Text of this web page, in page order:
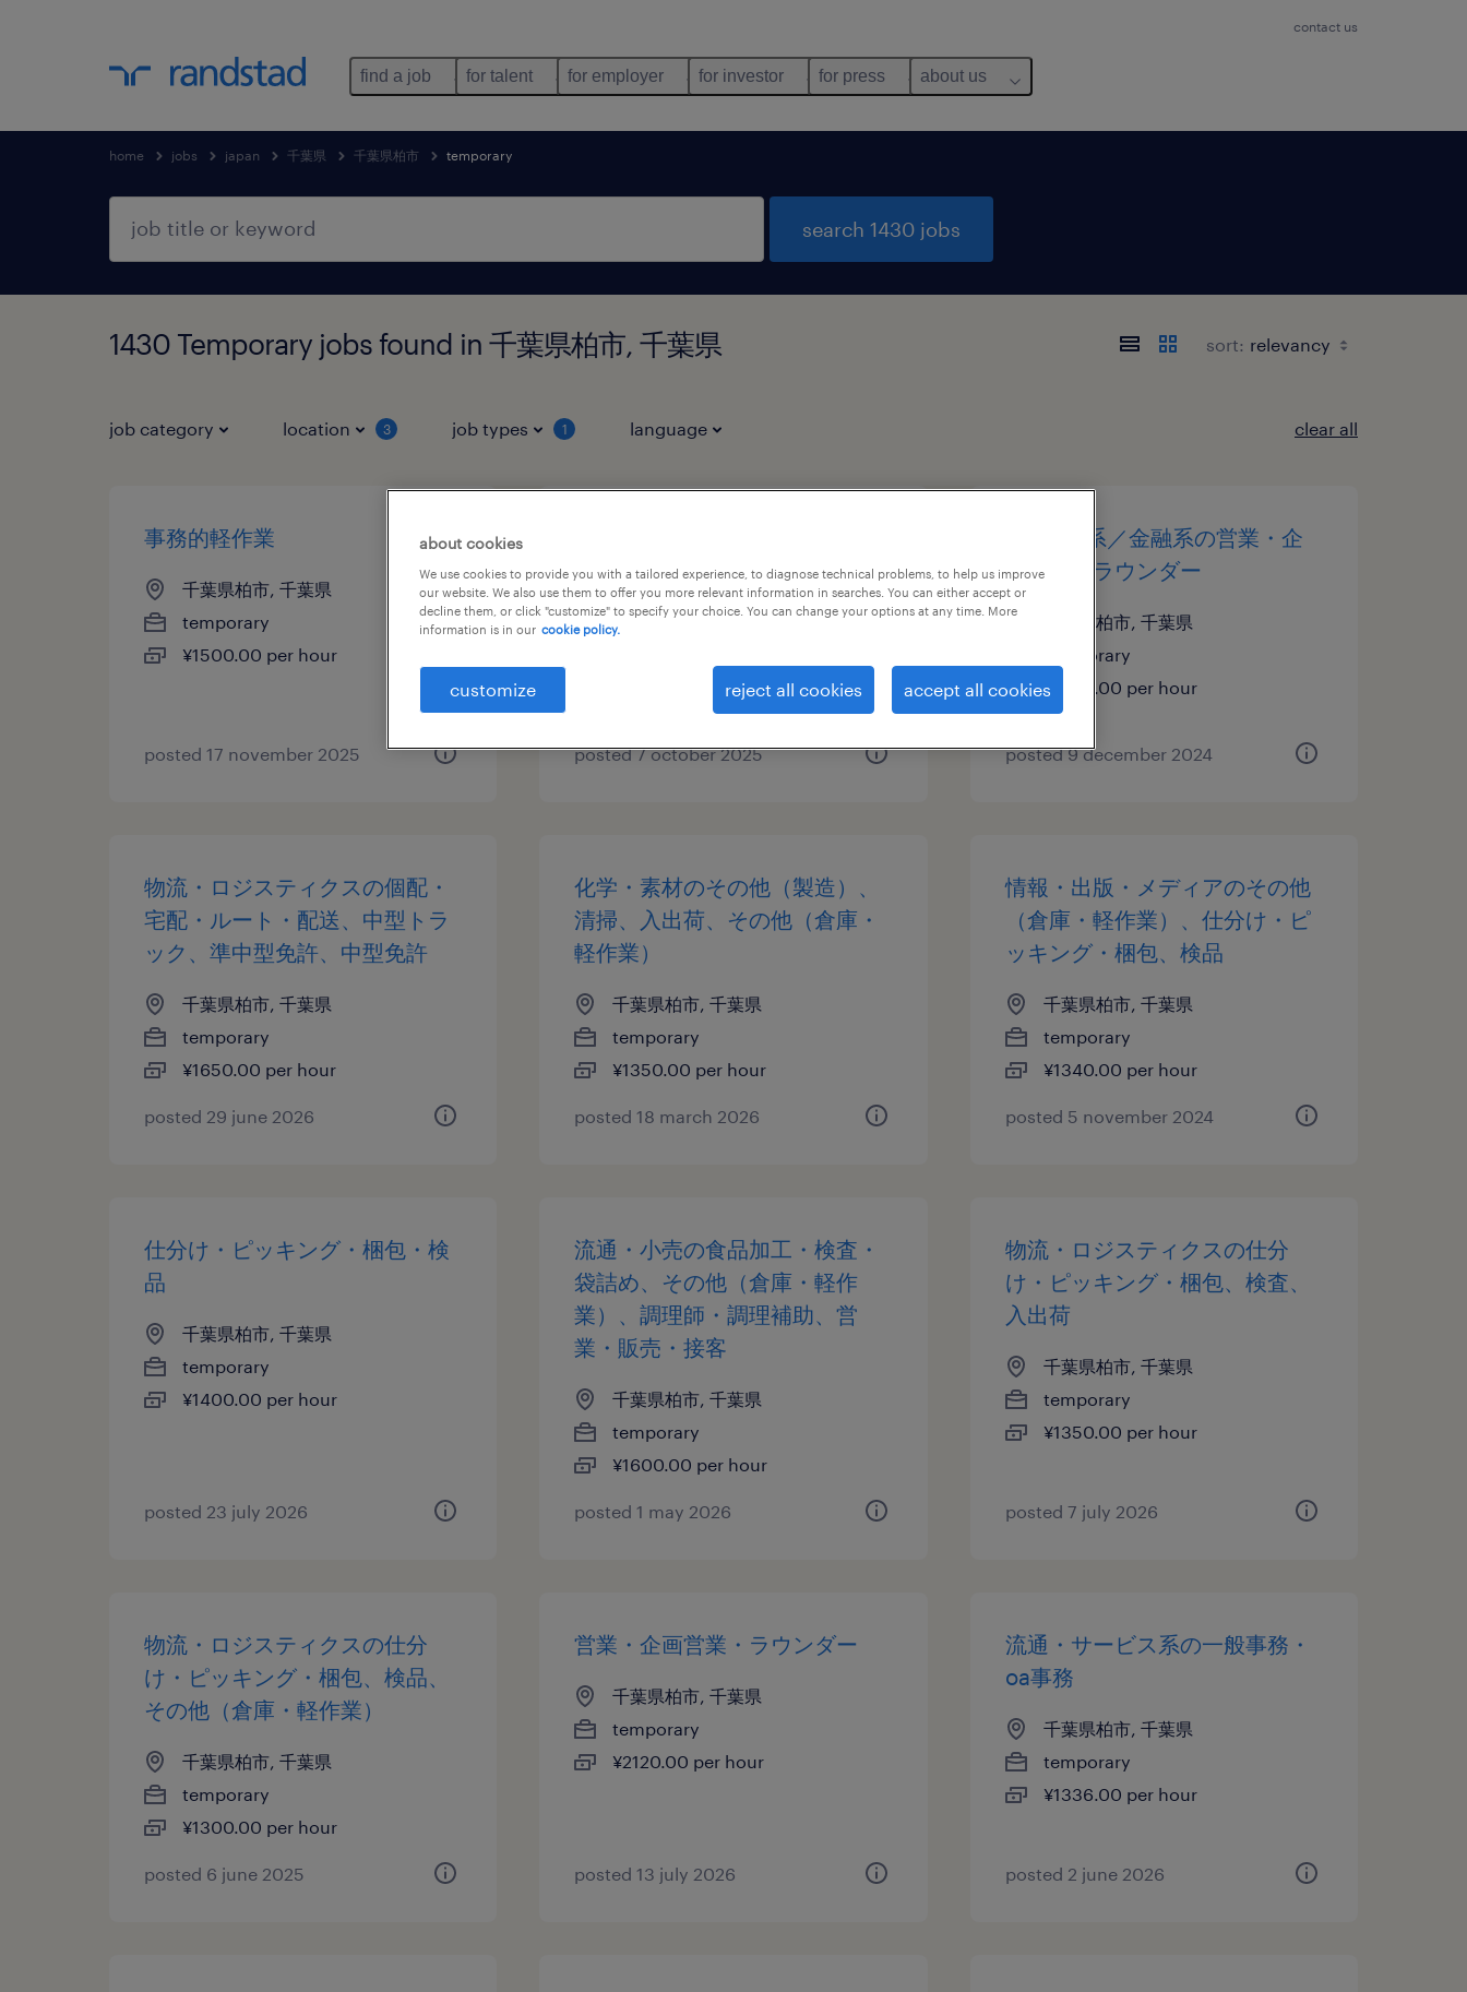
contact us
find a job for talent for employer for investor for press about us
home jobs japan 千葉県 千葉県柏市 temporary
search 1430 jobs
1430 Temporary jobs found in 千葉県柏市, 千葉県 sort:
job category location 3 job types 1 language clear all
事務的軽作業
千葉県柏市, 千葉県
temporary
¥1500.00 per hour
posted 17 november 2025
千葉県柏市, 千葉県
temporary
posted 7 october 2025
it・web系／金融系の営業・企
画営業・ラウンダー
千葉県柏市, 千葉県
temporary
¥1650.00 per hour
posted 9 december 2024
物流・ロジスティクスの個配・
宅配・ルート・配送、中型トラ
ック、準中型免許、中型免許
千葉県柏市, 千葉県
temporary
¥1650.00 per hour
posted 29 june 2026
化学・素材のその他（製造）、
清掃、入出荷、その他（倉庫・
軽作業）
千葉県柏市, 千葉県
temporary
¥1350.00 per hour
posted 18 march 2026
情報・出版・メディアのその他
（倉庫・軽作業）、仕分け・ピ
ッキング・梱包、検品
千葉県柏市, 千葉県
temporary
¥1340.00 per hour
posted 5 november 2024
仕分け・ピッキング・梱包・検
品
千葉県柏市, 千葉県
temporary
¥1400.00 per hour
posted 23 july 2026
流通・小売の食品加工・検査・
袋詰め、その他（倉庫・軽作
業）、調理師・調理補助、営
業・販売・接客
千葉県柏市, 千葉県
temporary
¥1600.00 per hour
posted 1 may 2026
物流・ロジスティクスの仕分
け・ピッキング・梱包、検査、
入出荷
千葉県柏市, 千葉県
temporary
¥1350.00 per hour
posted 7 july 2026
物流・ロジスティクスの仕分
け・ピッキング・梱包、検品、
その他（倉庫・軽作業）
千葉県柏市, 千葉県
temporary
¥1300.00 per hour
posted 6 june 2025
営業・企画営業・ラウンダー
千葉県柏市, 千葉県
temporary
¥2120.00 per hour
posted 13 july 2026
流通・サービス系の一般事務・
oa事務
千葉県柏市, 千葉県
temporary
¥1336.00 per hour
posted 2 june 2026
about cookies
We use cookies to provide you with a tailored experience, to diagnose technical problems, to help us improve
our website. We also use them to offer you more relevant information in searches. You can either accept or
decline them, or click "customize" to specify your choice. You can change your options at any time. More
information is in our cookie policy.
customize reject all cookies accept all cookies